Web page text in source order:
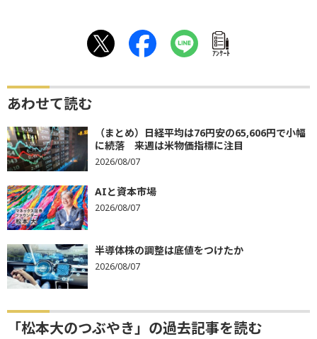
ｱﾝｹｰﾄ
あわせて読む
（まとめ）日経平均は76円安の65,606円で小幅
に続落 来週は米物価指標に注目
2026/08/07
AIと資本市場
2026/08/07
半導体株の調整は底値をつけたか
2026/08/07
「松本大のつぶやき」の過去記事を読む